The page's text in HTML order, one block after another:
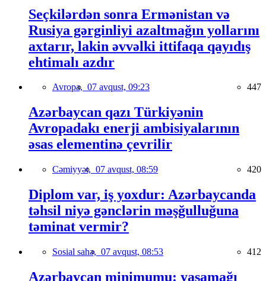
Seçkilərdən sonra Ermənistan və
Rusiya gərginliyi azaltmağın yollarını
axtarır, lakin əvvəlki ittifaqa qayıdış
ehtimalı azdır
Avropa, 07 avqust, 09:23 447
Azərbaycan qazı Türkiyənin
Avropadakı enerji ambisiyalarının
əsas elementinə çevrilir
Cəmiyyət, 07 avqust, 08:59 420
Diplom var, iş yoxdur: Azərbaycanda
təhsil niyə gənclərin məşğulluğuna
təminat vermir?
Sosial sahə, 07 avqust, 08:53 412
Azərbaycan minimumu: yaşamağı